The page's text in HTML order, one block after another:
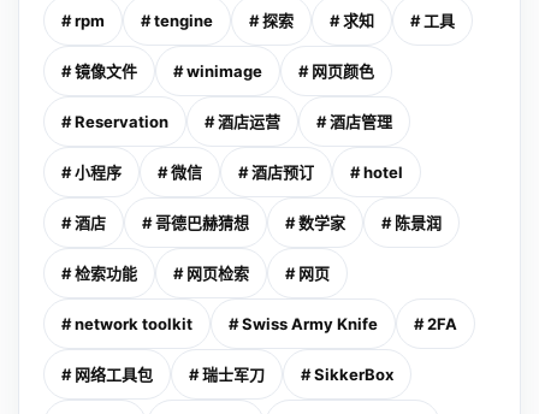
# rpm # tengine # 探索 # 求知 # 工具
# 镜像文件 # winimage # 网页颜色
# Reservation # 酒店运营 # 酒店管理
# 小程序 # 微信 # 酒店预订 # hotel
# 酒店 # 哥德巴赫猜想 # 数学家 # 陈景润
# 检索功能 # 网页检索 # 网页
# network toolkit # Swiss Army Knife # 2FA
# 网络工具包 # 瑞士军刀 # SikkerBox